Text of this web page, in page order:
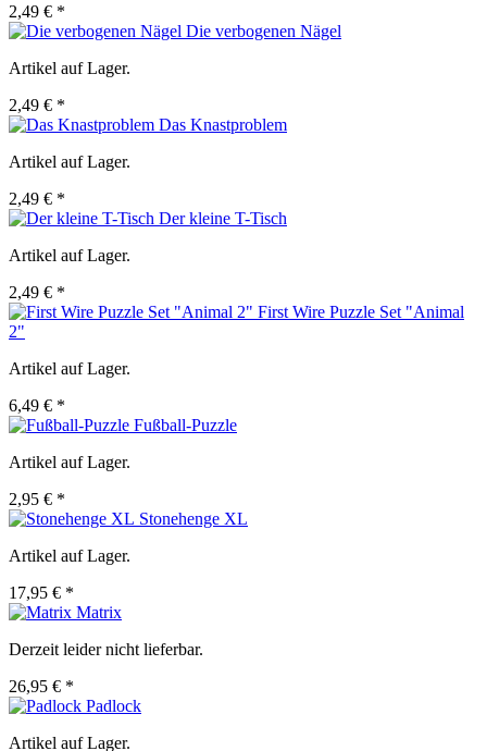
2,49 € *
Die verbogenen Nägel
Artikel auf Lager.
2,49 € *
Das Knastproblem
Artikel auf Lager.
2,49 € *
Der kleine T-Tisch
Artikel auf Lager.
2,49 € *
First Wire Puzzle Set "Animal
2"
Artikel auf Lager.
6,49 € *
Fußball-Puzzle
Artikel auf Lager.
2,95 € *
Stonehenge XL
Artikel auf Lager.
17,95 € *
Matrix
Derzeit leider nicht lieferbar.
26,95 € *
Padlock
Artikel auf Lager.